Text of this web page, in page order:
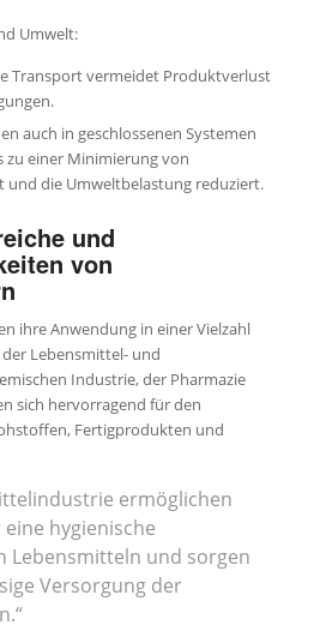
Umwelt:
Transport vermeidet Produktverlust
auch in geschlossenen Systemen
zu einer Minimierung von
und die Umweltbelastung reduziert.
und
von
ihre Anwendung in einer Vielzahl
Lebensmittel- und
Industrie, der Pharmazie
sich hervorragend für den
Fertigprodukten und
ermöglichen
hygienische
Lebensmitteln und sorgen
Versorgung der